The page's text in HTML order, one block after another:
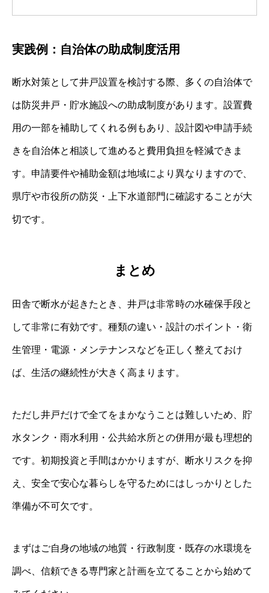
実践例：自治体の助成制度活用
断水対策として井戸設置を検討する際、多くの自治体で
は防災井戸・貯水施設への助成制度があります。設置費
用の一部を補助してくれる例もあり、設計図や申請手続
きを自治体と相談して進めると費用負担を軽減できま
す。申請要件や補助金額は地域により異なりますので、
県庁や市役所の防災・上下水道部門に確認することが大
切です。
まとめ
田舎で断水が起きたとき、井戸は非常時の水確保手段と
して非常に有効です。種類の違い・設計のポイント・衛
生管理・電源・メンテナンスなどを正しく整えておけ
ば、生活の継続性が大きく高まります。
ただし井戸だけで全てをまかなうことは難しいため、貯
水タンク・雨水利用・公共給水所との併用が最も理想的
です。初期投資と手間はかかりますが、断水リスクを抑
え、安全で安心な暮らしを守るためにはしっかりとした
準備が不可欠です。
まずはご自身の地域の地質・行政制度・既存の水環境を
調べ、信頼できる専門家と計画を立てることから始めて